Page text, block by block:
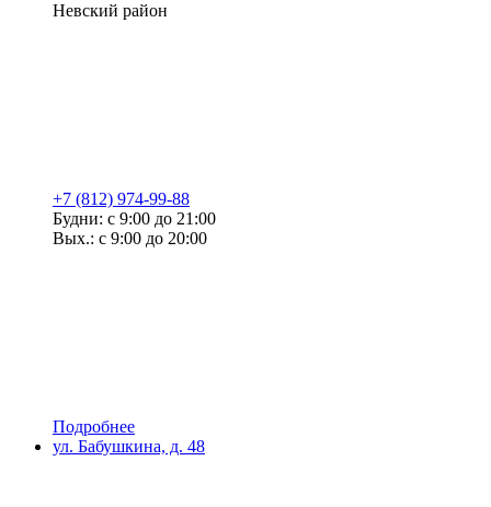
Невский район
+7 (812) 974-99-88
Будни: с 9:00 до 21:00
Вых.: с 9:00 до 20:00
Подробнее
ул. Бабушкина, д. 48